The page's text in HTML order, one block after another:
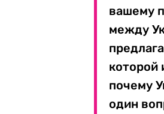
вашему
между
которой
почему
один